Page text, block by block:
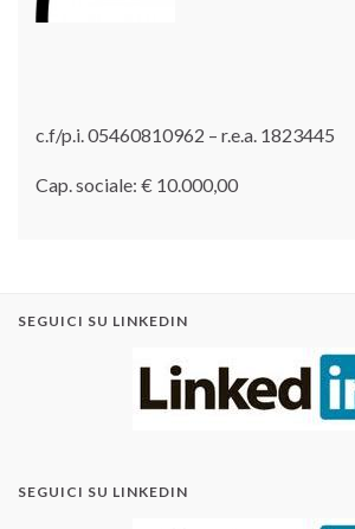
c.f/p.i. 05460810962 – r.e.a. 1823445
Cap. sociale: € 10.000,00
SEGUICI SU LINKEDIN
SEGUICI SU LINKEDIN